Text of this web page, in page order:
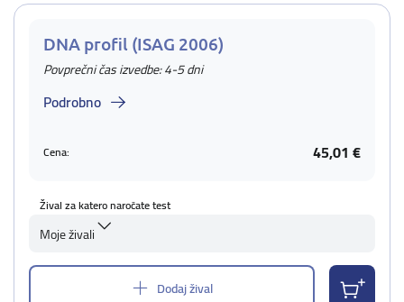
DNA profil (ISAG 2006)
Povprečni čas izvedbe: 4-5 dni
Podrobno
Cena: 45,01 €
Žival za katero naročate test
Moje živali
Dodaj žival